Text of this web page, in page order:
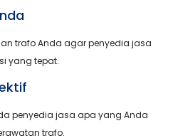
trafo Anda agar penyedia jasa
yang tepat.
penyedia jasa apa yang Anda
trafo.